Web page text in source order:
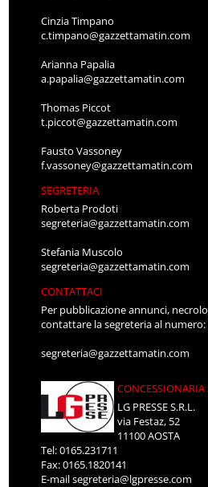
Cinzia Timpano
c.timpano@gazzettamatin.com
Arianna Papalia
a.papalia@gazzettamatin.com
Thomas Piccot
t.piccot@gazzettamatin.com
Fausto Vassoney
f.vassoney@gazzettamatin.com
SEGRETERIA
Roberta Prodoti
segreteria@gazzettamatin.com
Stefania Muscolo
segreteria@gazzettamatin.com
CONTATTACI
Per pubblicazione annunci,
contattare la segreteria al numero:
segreteria@gazzettamatin.com
LG PRESSE S.R.L.
via Festaz, 52
11100 AOSTA
Tel: 0165.231711
Fax: 0165.1820141
E-mailsegreteria@lgpresse.com